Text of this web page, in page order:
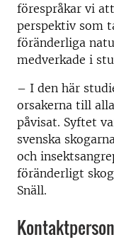
förespråkar vi
perspektiv som
föränderliga
medverkade i
– I den här
orsakerna till
påvisat. Syftet
svenska
och
föränderligt
Snäll.